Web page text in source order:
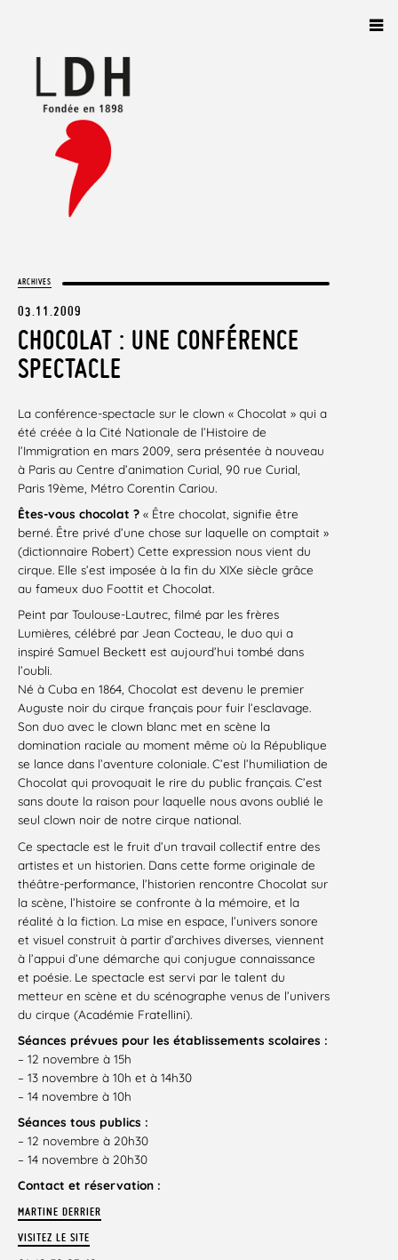
ARCHIVES
03.11.2009
CHOCOLAT : UNE CONFÉRENCE
SPECTACLE
La conférence-spectacle sur le clown « Chocolat » qui a
été créée à la Cité Nationale de l’Histoire de
l’Immigration en mars 2009, sera présentée à nouveau
à Paris au Centre d’animation Curial, 90 rue Curial,
Paris 19ème, Métro Corentin Cariou.
Êtes-vous chocolat ? « Être chocolat, signifie être
berné. Être privé d’une chose sur laquelle on comptait »
(dictionnaire Robert) Cette expression nous vient du
cirque. Elle s’est imposée à la fin du XIXe siècle grâce
au fameux duo Foottit et Chocolat.
Peint par Toulouse-Lautrec, filmé par les frères
Lumières, célébré par Jean Cocteau, le duo qui a
inspiré Samuel Beckett est aujourd’hui tombé dans
l’oubli.
Né à Cuba en 1864, Chocolat est devenu le premier
Auguste noir du cirque français pour fuir l’esclavage.
Son duo avec le clown blanc met en scène la
domination raciale au moment même où la République
se lance dans l’aventure coloniale. C’est l’humiliation de
Chocolat qui provoquait le rire du public français. C’est
sans doute la raison pour laquelle nous avons oublié le
seul clown noir de notre cirque national.
Ce spectacle est le fruit d’un travail collectif entre des
artistes et un historien. Dans cette forme originale de
théâtre-performance, l’historien rencontre Chocolat sur
la scène, l’histoire se confronte à la mémoire, et la
réalité à la fiction. La mise en espace, l’univers sonore
et visuel construit à partir d’archives diverses, viennent
à l’appui d’une démarche qui conjugue connaissance
et poésie. Le spectacle est servi par le talent du
metteur en scène et du scénographe venus de l’univers
du cirque (Académie Fratellini).
Séances prévues pour les établissements scolaires :
– 12 novembre à 15h
– 13 novembre à 10h et à 14h30
– 14 novembre à 10h
Séances tous publics :
– 12 novembre à 20h30
– 14 novembre à 20h30
Contact et réservation :
MARTINE DERRIER
VISITEZ LE SITE